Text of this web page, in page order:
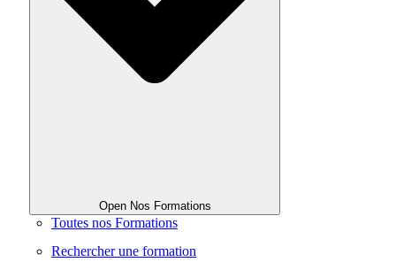
Open Nos Formations
Toutes nos Formations
Rechercher une formation